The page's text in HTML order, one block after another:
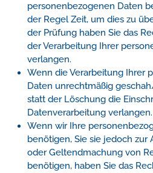
personenbezogenen Daten
der Regel Zeit, um dies zu
der Prüfung haben Sie das
der Verarbeitung Ihrer
verlangen.
Wenn die Verarbeitung Ihrer
Daten unrechtmäßig
statt der Löschung die
Datenverarbeitung verlangen.
Wenn wir Ihre
benötigen, Sie sie jedoch zur
oder Geltendmachung von
benötigen, haben Sie das